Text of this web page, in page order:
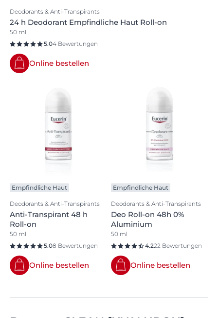
Deodorants & Anti-Transpirants
24 h Deodorant Empfindliche Haut Roll-on
50 ml
5.04 Bewertungen
Online bestellen
Empfindliche Haut
Deodorants & Anti-Transpirants
Anti-Transpirant 48 h
Roll-on
50 ml
5.08 Bewertungen
Online bestellen
Empfindliche Haut
Deodorants & Anti-Transpirants
Deo Roll-on 48h 0%
Aluminium
50 ml
4.222 Bewertungen
Online bestellen